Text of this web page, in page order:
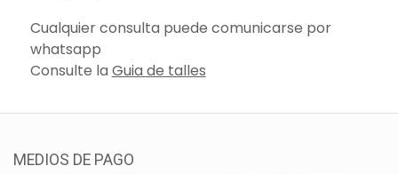
Cualquier consulta puede comunicarse por
whatsapp
Consulte la Guia de talles
MEDIOS DE PAGO